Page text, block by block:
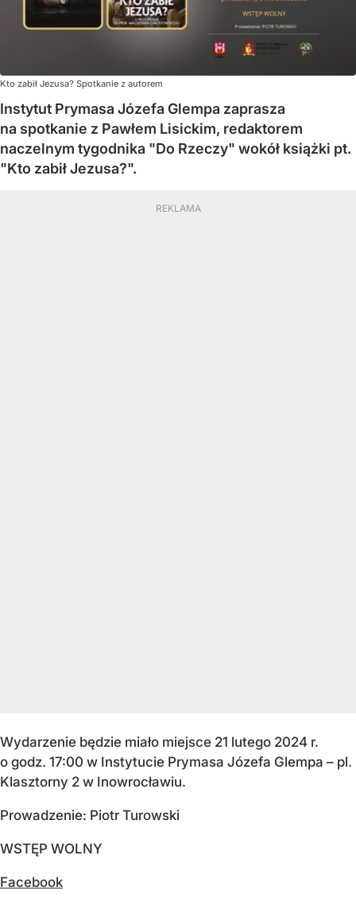
Kto zabił Jezusa? Spotkanie z autorem
Instytut Prymasa Józefa Glempa zaprasza
na spotkanie z Pawłem Lisickim, redaktorem
naczelnym tygodnika "Do Rzeczy" wokół książki pt.
"Kto zabił Jezusa?".
Wydarzenie będzie miało miejsce 21 lutego 2024 r.
o godz. 17:00 w Instytucie Prymasa Józefa Glempa – pl.
Klasztorny 2 w Inowrocławiu.
Prowadzenie: Piotr Turowski
WSTĘP WOLNY
Facebook